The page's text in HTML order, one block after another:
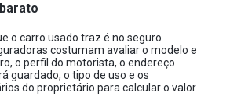
o carro usado traz é no seguro
costumam avaliar o modelo e
o perfil do motorista, o endereço
guardado, o tipo de uso e os
do proprietário para calcular o valor